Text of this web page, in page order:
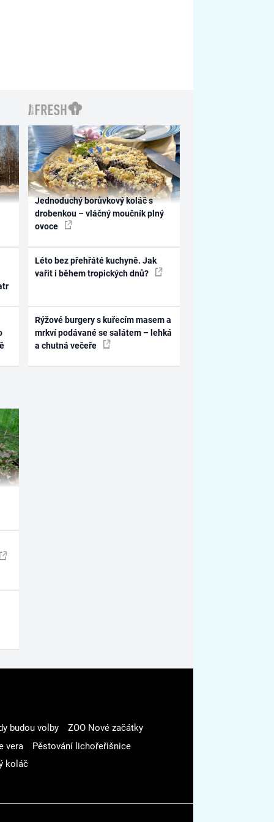
Jednoduchý borůvkový koláč s
drobenkou – vláčný moučník plný
ovoce
Léto bez přehřáté kuchyně. Jak
vařit i během tropických dnů?
Rýžové burgery s kuřecím masem a
mrkví podávané se salátem – lehká
a chutná večeře
budou volby
ZOO Nové začátky
vera
Pěstování lichořeřišnice
koláč